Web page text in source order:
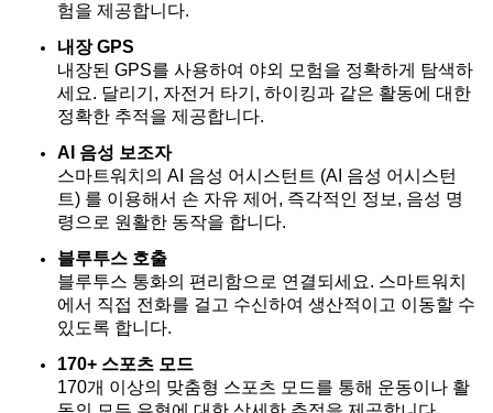
험을 제공합니다.
내장 GPS
내장된 GPS를 사용하여 야외 모험을 정확하게 탐색하
세요. 달리기, 자전거 타기, 하이킹과 같은 활동에 대한
정확한 추적을 제공합니다.
AI 음성 보조자
스마트워치의 AI 음성 어시스턴트 (AI 음성 어시스턴
트) 를 이용해서 손 자유 제어, 즉각적인 정보, 음성 명
령으로 원활한 동작을 합니다.
블루투스 호출
블루투스 통화의 편리함으로 연결되세요. 스마트워치
에서 직접 전화를 걸고 수신하여 생산적이고 이동할 수
있도록 합니다.
170+ 스포츠 모드
170개 이상의 맞춤형 스포츠 모드를 통해 운동이나 활